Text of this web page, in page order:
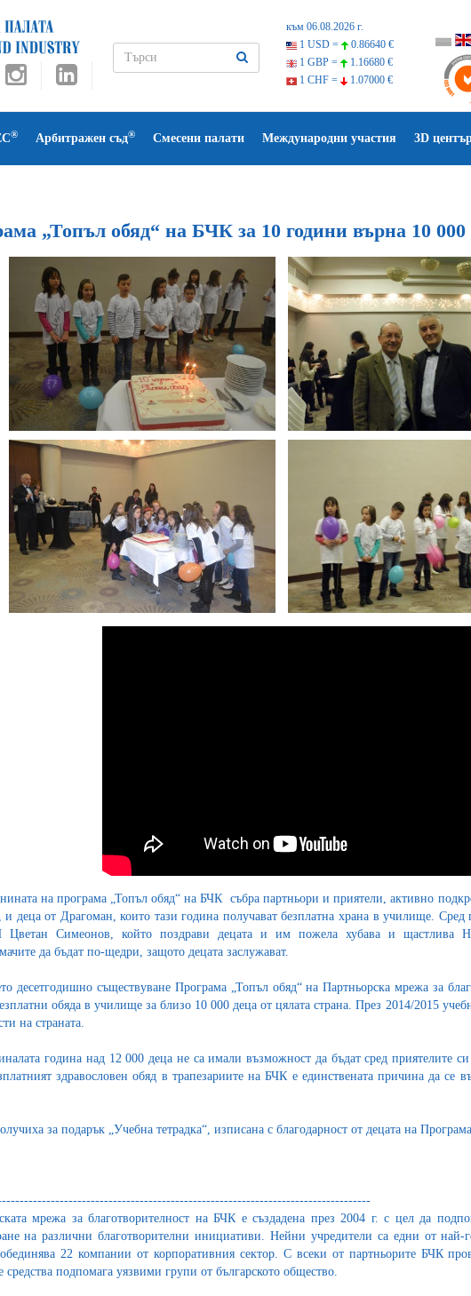
към 06.08.2026 г.
1 USD =
0.86640 €
1 GBP =
1.16680 €
1 CHF =
1.07000 €
® Арбитражен съд® Смесени палати Международни участия 3D
„Топъл обяд“ на БЧК за 10 години върна 10
на програма „Топъл обяд“ на БЧК събра партньори и приятели, активно
и деца от Драгоман, които тази година получават безплатна храна в училище. Сред
Симеонов, който поздрави децата и им пожела хубава и щастлива
да бъдат по-щедри, защото децата заслужават.
десетгодишно съществуване Програма „Топъл обяд“ на Партньорска мрежа за
обяда в училище за близо 10 000 деца от цялата страна. През 2014/2015
на страната.
година над 12 000 деца не са имали възможност да бъдат сред приятелите
здравословен обяд в трапезариите на БЧК е единствената причина да се
за подарък „Учебна тетрадка“, изписана с благодарност от децата на
мрежа за благотворителност на БЧК е създадена през 2004 г. с цел да
на различни благотворителни инициативи. Нейни учредители са едни от най-
22 компании от корпоративния сектор. С всеки от партньорите БЧК
средства подпомага уязвими групи от българското общество.